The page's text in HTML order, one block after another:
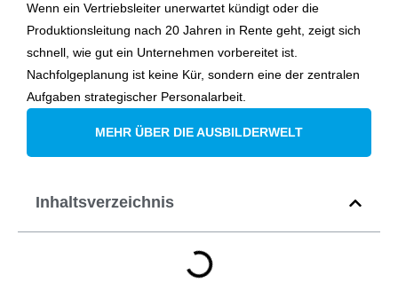
Wenn ein Vertriebsleiter unerwartet kündigt oder die
Produktionsleitung nach 20 Jahren in Rente geht, zeigt sich
schnell, wie gut ein Unternehmen vorbereitet ist.
Nachfolgeplanung ist keine Kür, sondern eine der zentralen
Aufgaben strategischer Personalarbeit.
MEHR ÜBER DIE AUSBILDERWELT
Inhaltsverzeichnis